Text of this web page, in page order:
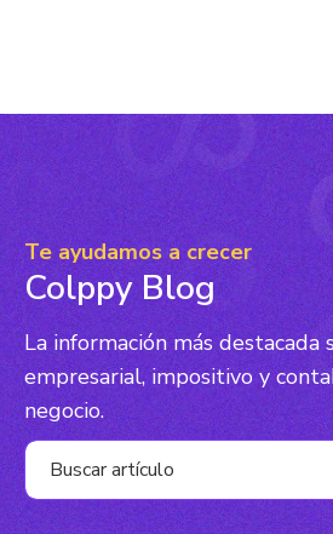
Te ayudamos a crecer
Colppy Blog
La información más
empresarial, impositivo y
negocio.